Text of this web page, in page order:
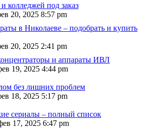
под заказ
20, 2025 8:57 pm
в Николаеве – подобрать и купить
20, 2025 2:41 pm
и аппараты ИВЛ
19, 2025 4:44 pm
без лишних проблем
18, 2025 5:17 pm
сериалы – полный список
17, 2025 6:47 pm